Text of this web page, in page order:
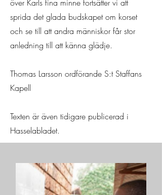
över Karls fina minne fortsätter vi att
sprida det glada budskapet om korset
och se till att andra människor får stor
anledning till att känna glädje.
Thomas Larsson ordförande S:t Staffans
Kapell
Texten är även tidigare publicerad i
Hasselabladet.